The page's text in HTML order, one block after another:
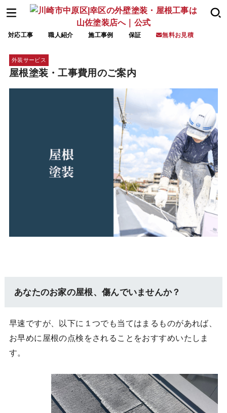
対応工事 職人紹介 施工事例 保証 無料お見積
外装サービス
屋根塗装・工事費用のご案内
あなたのお家の屋根、傷んでいませんか？
早速ですが、以下に１つでも当てはまるものがあれば、
お早めに屋根の点検をされることをおすすめいたしま
す。